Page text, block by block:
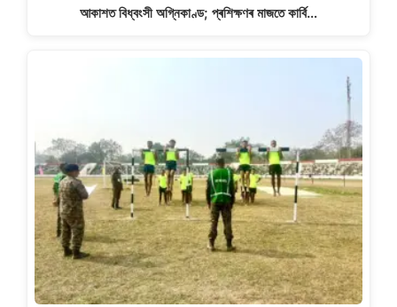
আকাশত বিধ্বংসী অগ্নিকাণ্ড; প্ৰশিক্ষণৰ মাজতে কাৰ্বি…